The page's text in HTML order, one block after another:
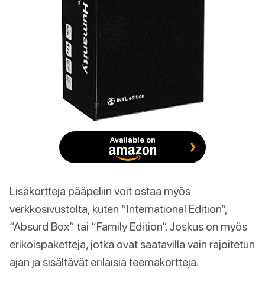
Available on
Lisäkortteja pääpeliin voit ostaa myös
verkkosivustolta, kuten “International Edition”,
“Absurd Box” tai “Family Edition”. Joskus on myös
erikoispaketteja, jotka ovat saatavilla vain rajoitetun
ajan ja sisältävät erilaisia teemakortteja.